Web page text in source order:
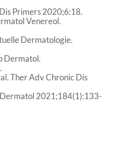
Primers 2020;6:18.
Venereol.
Dermatologie.
Dermatol.
Ther Adv Chronic Dis
2021;184(1):133-